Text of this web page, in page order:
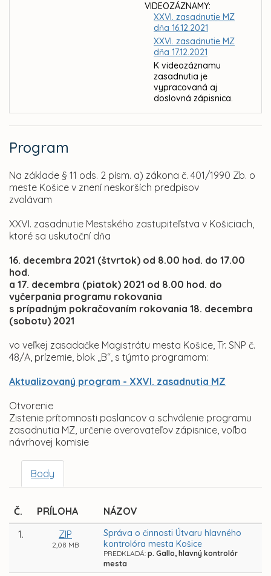
VIDEOZÁZNAMY:
XXVI. zasadnutie MZ
dňa 16.12.2021
XXVI. zasadnutie MZ
dňa 17.12.2021
K videozáznamu
zasadnutia je
vypracovaná aj
doslovná zápisnica.
Program
Na základe § 11 ods. 2 písm. a) zákona č. 401/1990 Zb. o
meste Košice v znení neskorších predpisov
zvolávam
XXVI. zasadnutie Mestského zastupiteľstva v Košiciach,
ktoré sa uskutoční dňa
16. decembra 2021 (štvrtok) od 8.00 hod. do 17.00
hod.
a 17. decembra (piatok) 2021 od 8.00 hod. do
vyčerpania programu rokovania
s prípadným pokračovaním rokovania 18. decembra
(sobotu) 2021
vo veľkej zasadačke Magistrátu mesta Košice, Tr. SNP č.
48/A, prízemie, blok „B“, s týmto programom:
Aktualizovaný program - XXVI. zasadnutia MZ
Otvorenie
Zistenie prítomnosti poslancov a schválenie programu
zasadnutia MZ, určenie overovateľov zápisnice, voľba
návrhovej komisie
Body
Č. PRÍLOHA
NÁZOV
1.
ZIP
2,08 MB
Správa o činnosti Útvaru hlavného
kontrolóra mesta Košice
PREDKLADÁ: p. Gallo, hlavný kontrolór
mesta